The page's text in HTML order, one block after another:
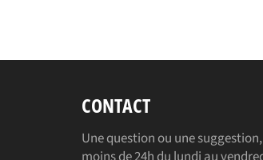
CONTACT
Une question ou une